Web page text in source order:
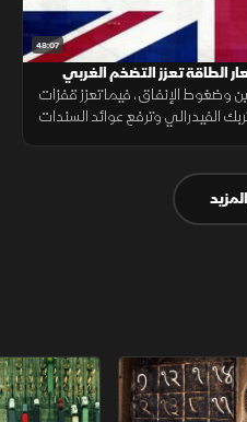
48:07
الطاقة تعزز التضخم الغربي
وضغوط الإنفاق، فيما تعزز قفزات
الفيدرالي وترفع عوائد السندات
الأرقام سلاسل